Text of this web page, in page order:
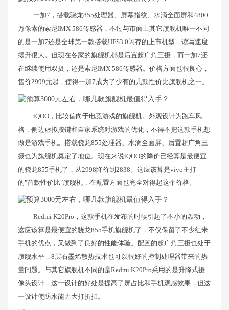
一加7，搭载骁龙855处理器、屏幕指纹、水滴全面屏和4800
万像素的索尼IMX 586传感器，不过与市面上其它旗舰机唯一不同
的是一加7还是全球第一款搭载UFS3.0闪存的上市机型，读写速度
提升很大。但现在各家的旗舰机都是后置超广角三摄，而一加7还
在继续使用双摄，还是索尼IMX 586传感器。价格方面也很良心，
售价2999元起，使得一加7成为了少有的几款性价比旗舰机之一。
iQOO，比较偏向于电竞游戏的旗舰机。外观设计为跑车风
格，侧边虚拟按键和自家系统对游戏的优化，不得不把这款手机想
做是游戏手机。搭载骁龙855处理器、水滴全面屏、后置超广角三
摄也为旗舰机奠定了地位。现在来说iQOO的降价已经算是最便宜
的骁龙855手机了，从2998降价到2838。这应该算是vivo主打
的"首款性价比"旗舰机，在配置方面也完全对得起这个价格。
Redmi K20Pro，这款手机在发布的时候引起了不小的轰动，
这应该算是最便宜的骁龙855手机旗舰机了，不仅保留了不少红米
手机的优点，又做到了良好的性能体验。配置的超广角三摄也处于
旗舰水平，8层石墨烯散热技术也可以很好的控制处理器带来的热
量问题。与其它旗舰机不同的是Redmi K20Pro采用的是升降式摄
像头设计，这一设计的好处是提高了屏占比和手机观感效果，但这
一设计使防水能力大打折扣。